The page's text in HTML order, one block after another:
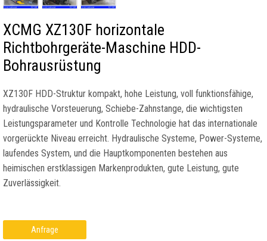
XCMG XZ130F horizontale
Richtbohrgeräte-Maschine HDD-
Bohrausrüstung
XZ130F HDD-Struktur kompakt, hohe Leistung, voll funktionsfähige,
hydraulische Vorsteuerung, Schiebe-Zahnstange, die wichtigsten
Leistungsparameter und Kontrolle Technologie hat das internationale
vorgerückte Niveau erreicht. Hydraulische Systeme, Power-Systeme,
laufendes System, und die Hauptkomponenten bestehen aus
heimischen erstklassigen Markenprodukten, gute Leistung, gute
Zuverlässigkeit.
Anfrage